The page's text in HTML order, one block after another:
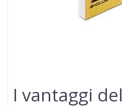
I vantaggi